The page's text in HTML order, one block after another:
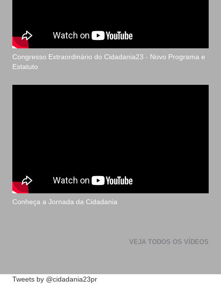
Congresso Extraordinário do Cidadania23 - Novo Programa e
Estatuto
Conheça a Jornada da Cidadania
VEJA TODOS OS VÍDEOS
Tweets by @cidadania23pr